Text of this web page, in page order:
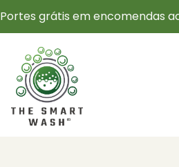
Portes grátis em encomendas